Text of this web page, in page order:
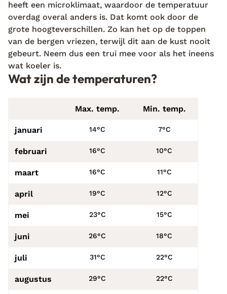
heeft een microklimaat, waardoor de temperatuur
overdag overal anders is. Dat komt ook door de
grote hoogteverschillen. Zo kan het op de toppen
van de bergen vriezen, terwijl dit aan de kust nooit
gebeurt. Neem dus een trui mee voor als het ineens
wat koeler is.
Wat zijn de temperaturen?
Max. temp. Min. temp.
januari 14°C 7°C
februari 16°C 10°C
maart 16°C 11°C
april 19°C 12°C
mei 23°C 15°C
juni 26°C 18°C
juli 31°C 22°C
augustus 29°C 22°C